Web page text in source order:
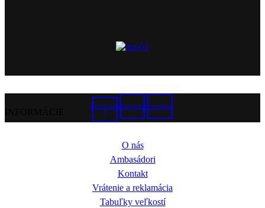
Facebook-
f
InstagramEnvelope
O nás
Ambasádori
Kontakt
Vrátenie a reklamácia
Tabuľky veľkostí